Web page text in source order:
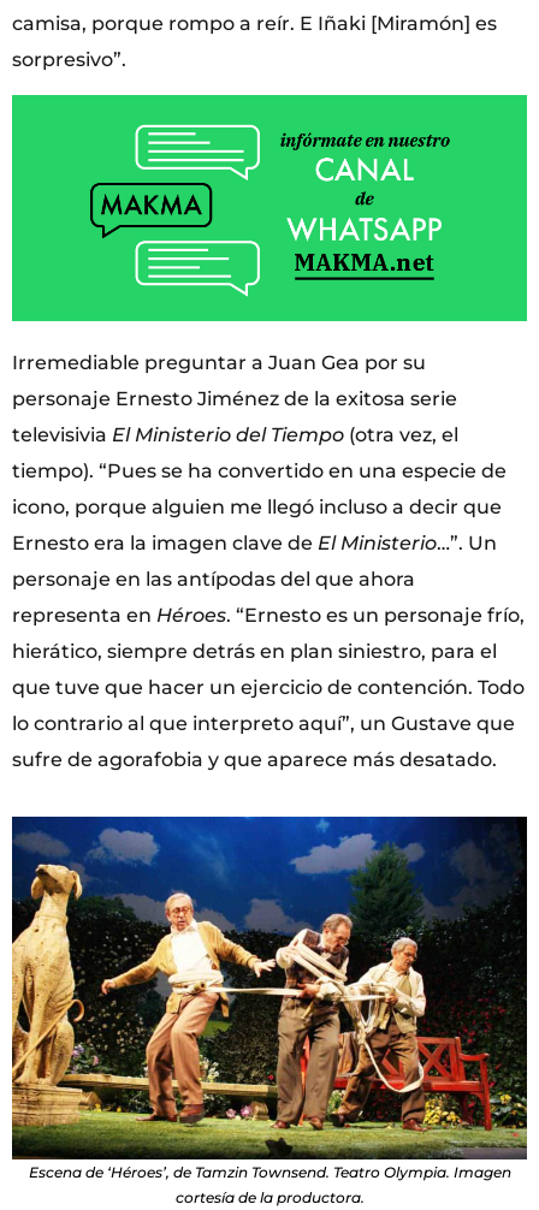
camisa, porque rompo a reír. E Iñaki [Miramón] es
sorpresivo”.
Irremediable preguntar a Juan Gea por su
personaje Ernesto Jiménez de la exitosa serie
televisivia El Ministerio del Tiempo (otra vez, el
tiempo). “Pues se ha convertido en una especie de
icono, porque alguien me llegó incluso a decir que
Ernesto era la imagen clave de El Ministerio…”. Un
personaje en las antípodas del que ahora
representa en Héroes. “Ernesto es un personaje frío,
hierático, siempre detrás en plan siniestro, para el
que tuve que hacer un ejercicio de contención. Todo
lo contrario al que interpreto aquí”, un Gustave que
sufre de agorafobia y que aparece más desatado.
Escena de ‘Héroes’, de Tamzin Townsend. Teatro Olympia. Imagen
cortesía de la productora.